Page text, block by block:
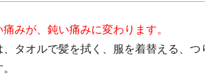
みが、鈍い痛みに変わります。
、タオルで髪を拭く、服を着替える、